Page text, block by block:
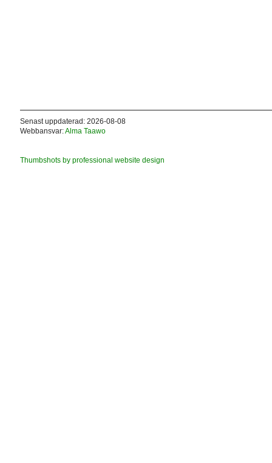
Senast uppdaterad: 2026-08-08
Webbansvar:Alma Taawo
Thumbshots by professional website design